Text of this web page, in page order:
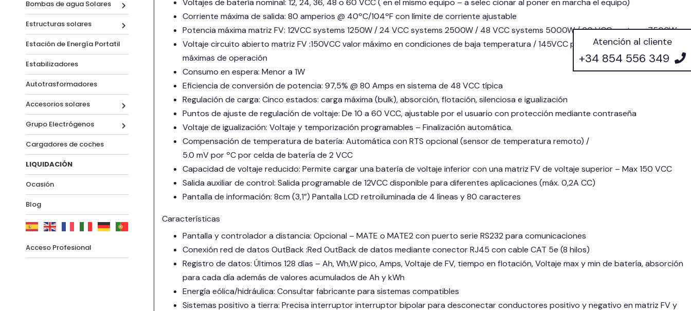
Bombas de agua Solares
Estructuras solares
Estación de Energía Portatil
Estabilizadores
Autotrasformadores
Accesorios solares
Grupo Electrógenos
Cargadores de coches
LIQUIDACIÓN
Ocasión
Blog
Acceso Profesional
Voltajes de batería nominal: 12, 24, 36, 48 o 60 VCC ( en el mismo equipo – a selec cionar al poner en marcha el equipo)
Corriente máxima de salida: 80 amperios @ 40ºC/104ºF con límite de corriente ajustable
Potencia máxima matriz FV: 12VCC systems 1250W / 24 VCC systems 2500W / 48 VCC systems 5000W / 60 VCC systems 7500W
Voltaje circuito abierto matriz FV :150VCC valor máximo en condiciones de baja temperatura / 145VCC para arranque y condiciones
máximas de operación
Consumo en espera: Menor a 1W
Eficiencia de conversión de potencia: 97,5% @ 80 Amps en sistema de 48 VCC típica
Regulación de carga: Cinco estados: carga máxima (bulk), absorción, flotación, silenciosa e igualización
Puntos de ajuste de regulación de voltaje: De 10 a 60 VCC, ajustable por el usuario con protección mediante contraseña
Voltaje de igualización: Voltaje y temporización programables – Finalización automática.
Compensación de temperatura de batería: Automática con RTS opcional (sensor de temperatura remoto) /
5.0 mV por ºC por celda de batería de 2 VCC
Capacidad de voltaje reducido: Permite cargar una batería de voltaje inferior con una matriz FV de voltaje superior – Max 150 VCC
Salida auxiliar de control: Salida programable de 12VCC disponible para diferentes aplicaciones (máx. 0,2A CC)
Pantalla de información: 8cm (3,1”) Pantalla LCD retroiluminada de 4 líneas y 80 caracteres
Características
Pantalla y controlador a distancia: Opcional – MATE o MATE2 con puerto serie RS232 para comunicaciones
Conexión red de datos OutBack :Red OutBack de datos mediante conector RJ45 con cable CAT 5e (8 hilos)
Registro de datos: Últimos 128 días – Ah, Wh,W pico, Amps, Voltaje de FV, tiempo en flotación, Voltaje max y min de batería, absorción
para cada día además de valores acumulados de Ah y kWh
Energía eólica/hidráulica: Consultar fabricante para sistemas compatibles
Sistemas positivo a tierra: Precisa interruptor interruptor bipolar para desconectar conductores positivo y negativo en matriz FV y
Atención al cliente
+34 854 556 349